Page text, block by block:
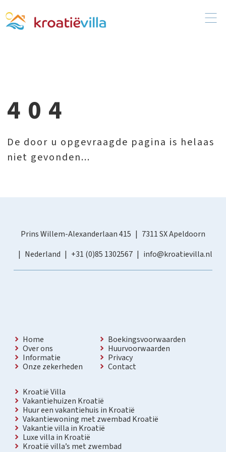
404
De door u opgevraagde pagina is helaas
niet gevonden...
Prins Willem-Alexanderlaan 415
7311 SX Apeldoorn
Nederland
+31 (0)85 1302567 info@kroatievilla.nl
Home
Over ons
Informatie
Onze zekerheden
Boekingsvoorwaarden
Huurvoorwaarden
Privacy
Contact
Kroatië Villa
Vakantiehuizen Kroatië
Huur een vakantiehuis in Kroatië
Vakantiewoning met zwembad Kroatië
Vakantie villa in Kroatië
Luxe villa in Kroatië
Kroatië villa’s met zwembad